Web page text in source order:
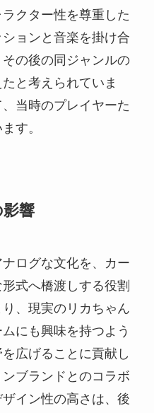
クター性を尊重した
ョンと音楽を掛け合
の後の同ジャンルの
と考えられていま
当時のプレイヤーた
す。
響
ログな文化を、カー
式へ橋渡しする役割
、現実のリカちゃん
にも興味を持つよう
広げることに貢献し
ブランドとのコラボ
イン性の高さは、後